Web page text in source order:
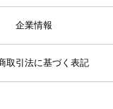
企業情報
取引法に基づく表記